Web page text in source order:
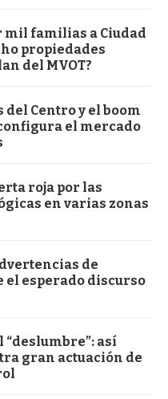
familias a Ciudad
propiedades
del MVOT?
del Centro y el boom
el mercado
roja por las
en varias zonas
de
el esperado discurso
“deslumbre”: así
gran actuación de